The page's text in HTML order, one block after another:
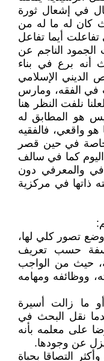
في إشعال ثورة
كان له ما له من
تفاعلت أيما تفاعل
الجمود الناجم عن
أنه برع في بناء
الديني الإسلامي
في الفقه، ومارس
نلفت النظر هنا
هو المطابق له
هو واقعي، فالفقيه
في حين قصر
كما في سالف
والمعرفي دون
ذاتها في مركزية
تصور كلي لها،
حسب تعريف
حيث من الواجب
ووظائفه ومهامه
أو ما زالت أسيرة
نقل البحث في
على معلمه بأنه
عن وجودها.
التصاقا بحياة